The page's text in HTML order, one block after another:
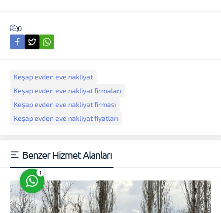
0
Keşap evden eve nakliyat
Keşap evden eve nakliyat firmaları
Keşap evden eve nakliyat firması
Keşap evden eve nakliyat fiyatları
Benzer Hizmet Alanları
1